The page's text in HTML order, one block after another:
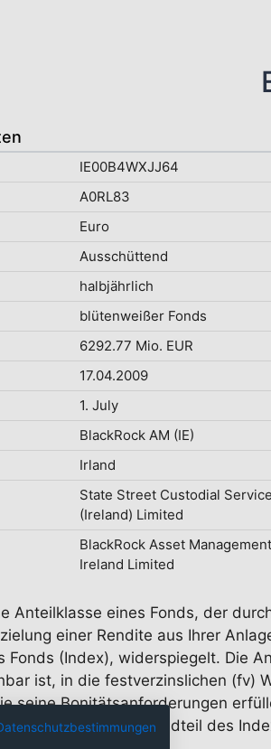
IE00B4WXJJ64
A0RL83
Euro
Ausschüttend
halbjährlich
blütenweißer Fonds
6292.77 Mio. EUR
17.04.2009
1. July
BlackRock AM (IE)
Irland
State Street Custodial
(Ireland) Limited
BlackRock Asset Management
Ireland Limited
Anteilklasse eines Fonds, der
einer Rendite aus Ihrer
Fonds (Index), widerspiegelt. Die
ist, in die festverzinslichen (fv)
seine Bonitätsanforderungen
bis sie kein Bestandteil des